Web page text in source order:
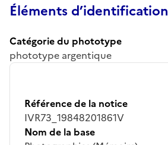
Éléments d’identification
Catégorie du phototype
phototype argentique
Référence de la notice
IVR73_19848201861V
Nom de la base